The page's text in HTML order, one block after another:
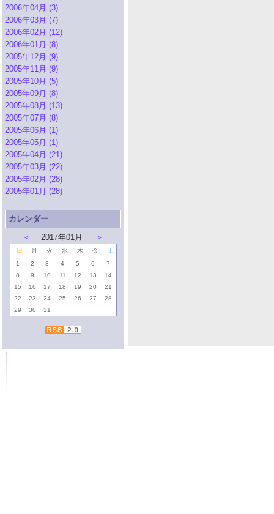
2006年04月 (3)
2006年03月 (7)
2006年02月 (12)
2006年01月 (8)
2005年12月 (9)
2005年11月 (9)
2005年10月 (5)
2005年09月 (8)
2005年08月 (13)
2005年07月 (8)
2005年06月 (1)
2005年05月 (1)
2005年04月 (21)
2005年03月 (22)
2005年02月 (28)
2005年01月 (28)
カレンダー
＜
2017年01月 ＞
日 月 火 水 木 金
土
1
2 3 4 5 6
7
8
9 10 11 12 13
14
15
16 17 18 19 20
21
22
23 24 25 26 27
28
29
30 31